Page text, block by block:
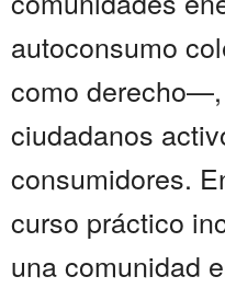
autoconsumo
como
ciudadanos
consumidores.
curso práctico
una comunidad